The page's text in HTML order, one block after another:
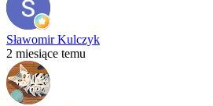
Sławomir Kulczyk
2 miesiące temu